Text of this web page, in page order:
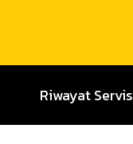
Riwayat Servis